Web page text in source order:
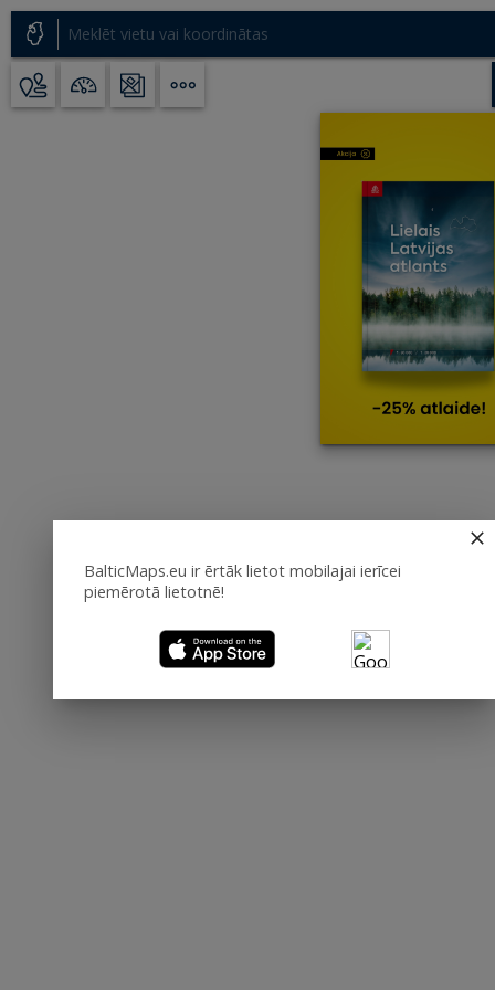
BalticMaps.eu ir ērtāk lietot mobilajai ierīcei
piemērotā lietotnē!